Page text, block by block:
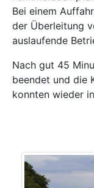
Bei einem
der Überleitung
auslaufende
Nach gut 45
beendet und die
konnten wieder